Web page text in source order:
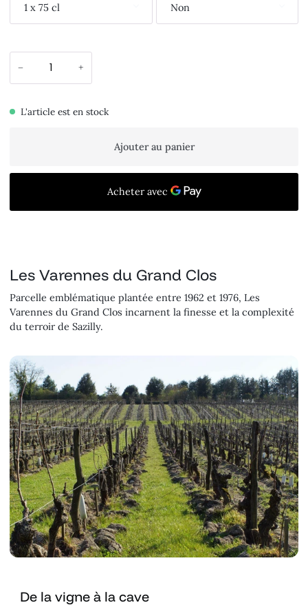
1 x 75 cl Non
− +
L'article est en stock
Ajouter au panier
Les Varennes du Grand Clos
Parcelle emblématique plantée entre 1962 et 1976, Les
Varennes du Grand Clos incarnent la finesse et la complexité
du terroir de Sazilly.
De la vigne à la cave